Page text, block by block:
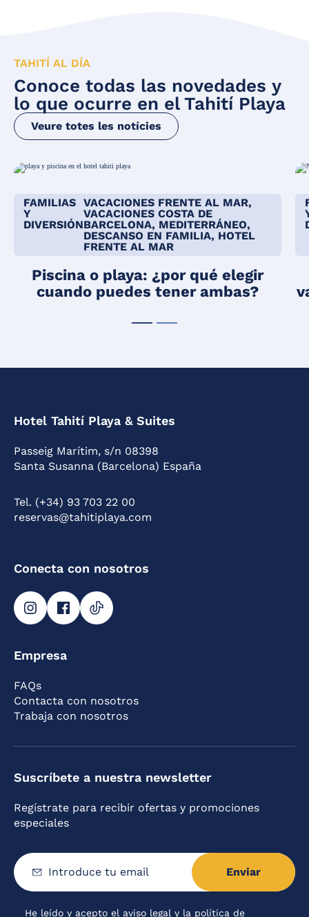
TAHITÍ AL DÍA
Conoce todas las novedades y
lo que ocurre en el Tahití Playa
Veure totes les notícies
FAMILIAS
Y
DIVERSIÓN
VACACIONES FRENTE AL MAR,
VACACIONES COSTA DE
BARCELONA, MEDITERRÁNEO,
DESCANSO EN FAMILIA, HOTEL
FRENTE AL MAR
Piscina o playa: ¿por qué elegir
cuando puedes tener ambas?
Hotel Tahití Playa & Suites
Passeig Marítim, s/n 08398
Santa Susanna (Barcelona) España
Tel. (+34) 93 703 22 00
reservas@tahitiplaya.com
Conecta con nosotros
Empresa
FAQs
Contacta con nosotros
Trabaja con nosotros
Suscríbete a nuestra newsletter
Regístrate para recibir ofertas y promociones
especiales
Introduce
tu
email
Enviar
He leído y acepto el aviso legal y la política de